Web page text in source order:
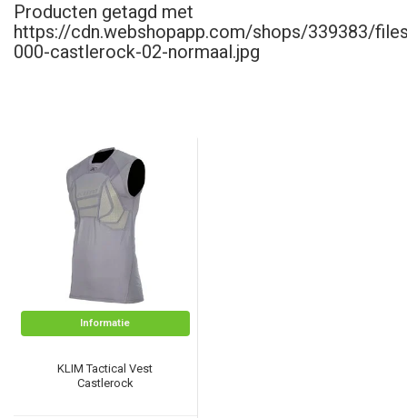
Producten getagd met
https://cdn.webshopapp.com/shops/339383/
000-castlerock-02-normaal.jpg
Informatie
KLIM Tactical Vest
Castlerock